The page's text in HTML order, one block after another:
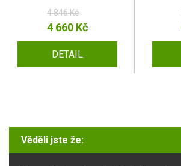
4 846 Kč
4 660 Kč
DETAIL
Věděli jste že: